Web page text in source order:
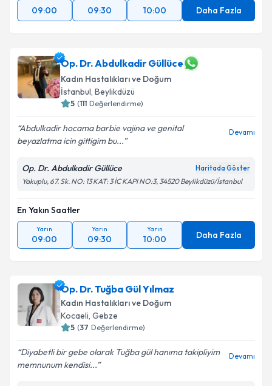
09:00
09:30 10:00 Daha Fazla
Op. Dr. Abdulkadir Güllüce
Kadın Hastalıkları ve Doğum
İstanbul, Beylikdüzü
5 (111 Değerlendirme)
Abdulkadir hocama barbie vajina ve genital
beyazlatma icin gittigim bu...
Devamı
Op. Dr. Abdulkadir Güllüce Haritada Göster
Yakuplu, 67. Sk. NO: 13 KAT: 3 İC KAPI NO:3, 34520 Beylikdüzü/İstanbul
En Yakın Saatler
Yarın
09:00
Yarın
09:30
Yarın
10:00 Daha Fazla
Op. Dr. Tuğba Gül Yılmaz
Kadın Hastalıkları ve Doğum
Kocaeli, Gebze
5 (37 Değerlendirme)
Diyabetli bir gebe olarak Tuğba gül hanıma takipliyim
memnunum kendisi...
Devamı